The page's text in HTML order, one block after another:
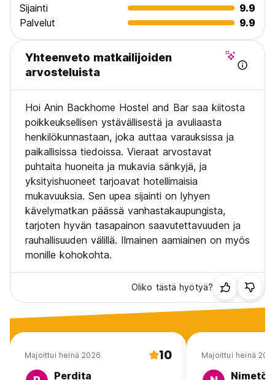
Sijainti
9.9
Palvelut
9.9
Yhteenveto matkailijoiden
arvosteluista
Hoi Anin Backhome Hostel and Bar saa kiitosta
poikkeuksellisen ystävällisestä ja avuliaasta
henkilökunnastaan, joka auttaa varauksissa ja
paikallisissa tiedoissa. Vieraat arvostavat
puhtaita huoneita ja mukavia sänkyjä, ja
yksityishuoneet tarjoavat hotellimaisia
mukavuuksia. Sen upea sijainti on lyhyen
kävelymatkan päässä vanhastakaupungista,
tarjoten hyvän tasapainon saavutettavuuden ja
rauhallisuuden välillä. Ilmainen aamiainen on myös
monille kohokohta.
Oliko tästä hyötyä?
Majoittui heinä 2026 10
Perdita
Majoittui heinä
Nimetön